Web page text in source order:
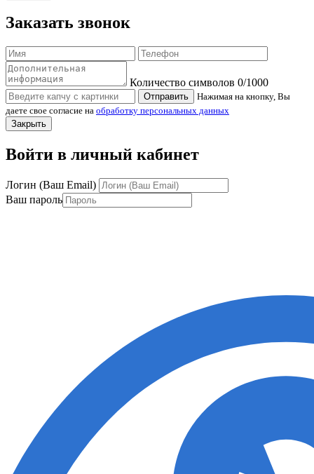
Заказать звонок
Количество символов 0/1000
Отправить
Нажимая на кнопку, Вы
даете свое согласие на обработку персональных данных
Закрыть
Войти в личный кабинет
Логин (Ваш Email)
Ваш пароль